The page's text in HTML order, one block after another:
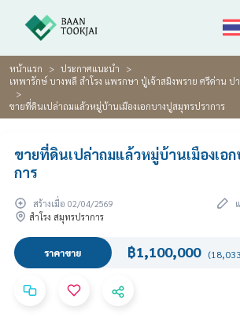
หน้าแรก
ประกาศแนะนำ
เทพารักษ์ บางพลี สำโรง แพรกษา ปู่เจ้าสมิงพราย ศรีด่าน ป
ขายที่ดินเปล่าถมแล้วหมู่บ้านเมืองเอกบางปูสมุทรปราการ
ขายที่ดินเปล่าถมแล้วหมู่บ้านเมืองเอ
การ
สร้างเมื่อ 02/04/2569
สำโรง สมุทรปราการ
ราคาขาย ฿1,100,000